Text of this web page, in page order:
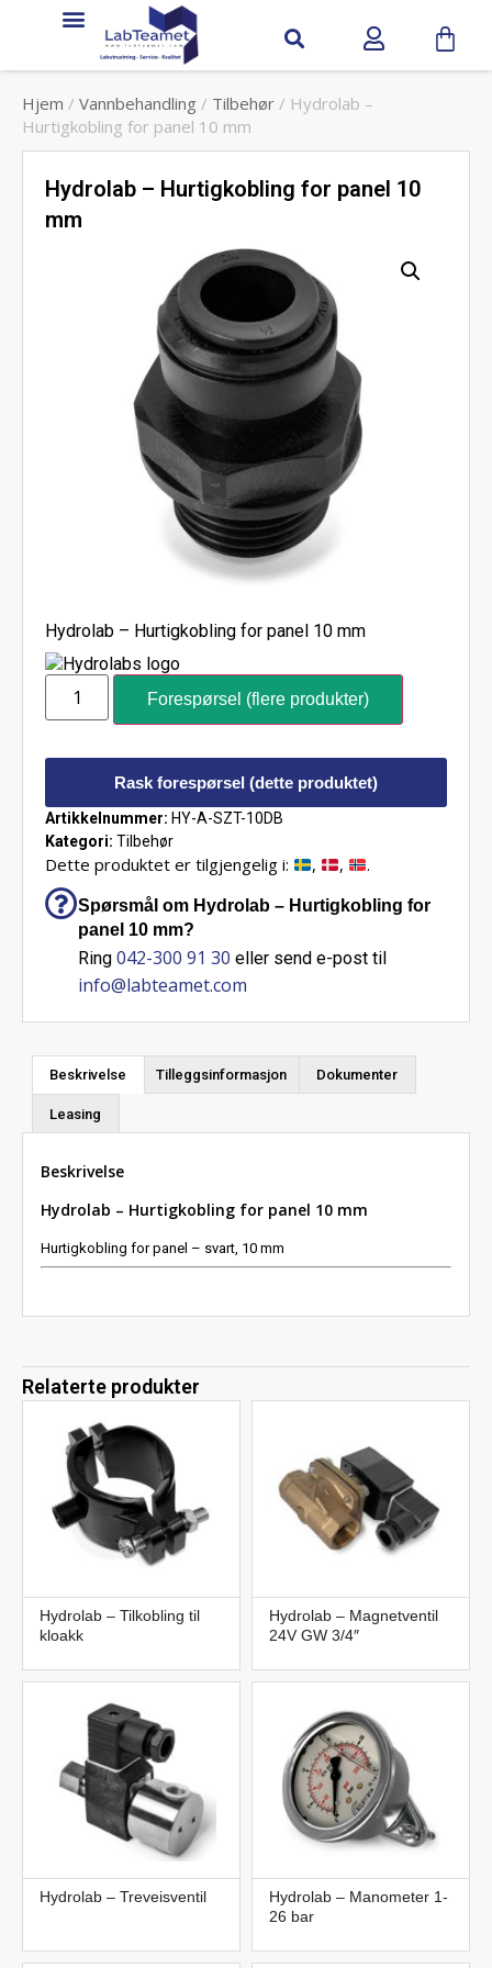
Hjem / Vannbehandling / Tilbehør / Hydrolab –
Hurtigkobling for panel 10 mm
Hydrolab – Hurtigkobling for panel 10
mm
Hydrolab – Hurtigkobling for panel 10 mm
Forespørsel (flere produkter)
Rask forespørsel (dette produktet)
Artikkelnummer: HY-A-SZT-10DB
Kategori: Tilbehør
Dette produktet er tilgjengelig i: , , .
Spørsmål om Hydrolab – Hurtigkobling for
panel 10 mm?
Ring 042-300 91 30 eller send e-post til
info@labteamet.com
Beskrivelse Tilleggsinformasjon Dokumenter
Leasing
Beskrivelse
Hydrolab – Hurtigkobling for panel 10 mm
Hurtigkobling for panel – svart, 10 mm
Relaterte produkter
Hydrolab – Tilkobling til
kloakk
Hydrolab – Magnetventil
24V GW 3/4″
Hydrolab – Treveisventil
Hydrolab – Manometer 1-
26 bar